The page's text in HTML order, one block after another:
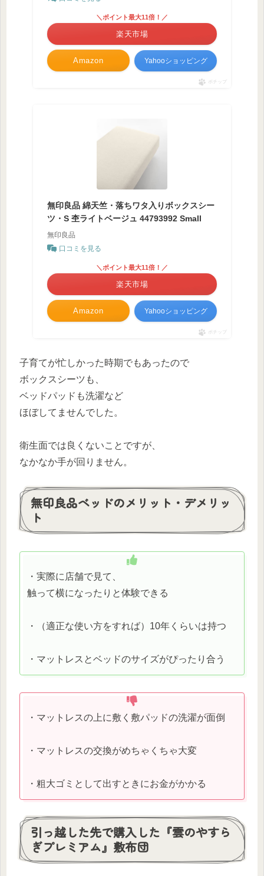
Amazon
＼ポイント最大11倍！／
楽天市場
Yahooショッピング
ポチップ
無印良品 綿天竺・落ちワタ入りボックスシー
ツ・S 杢ライトベージュ 44793992 Small
無印良品
口コミを見る
Amazon
＼ポイント最大11倍！／
楽天市場
Yahooショッピング
ポチップ
子育てが忙しかった時期でもあったので
ボックスシーツも、
ベッドパッドも洗濯など
ほぼしてませんでした。
衛生面では良くないことですが、
なかなか手が回りません。
無印良品ベッドのメリット・デメリッ
ト
・実際に店舗で見て、
触って横になったりと体験できる
・（適正な使い方をすれば）10年くらいは持つ
・マットレスとベッドのサイズがぴったり合う
・マットレスの上に敷く敷パッドの洗濯が面倒
・マットレスの交換がめちゃくちゃ大変
・粗大ゴミとして出すときにお金がかかる
引っ越した先で購入した『雲のやすら
ぎプレミアム』敷布団